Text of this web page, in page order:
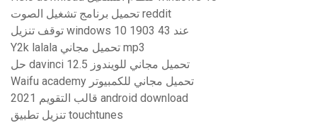
تحميل برنامج تشغيل الصوت reddit
توقف تنزيل windows 10 1903 عند 43
Y2k lalala تحميل مجاني mp3
حل davinci 12.5 تحميل مجاني للويندوز
Waifu academy تحميل مجاني للكمبيوتر
قالب التقويم 2021 android download
تنزيل تطبيق touchtunes